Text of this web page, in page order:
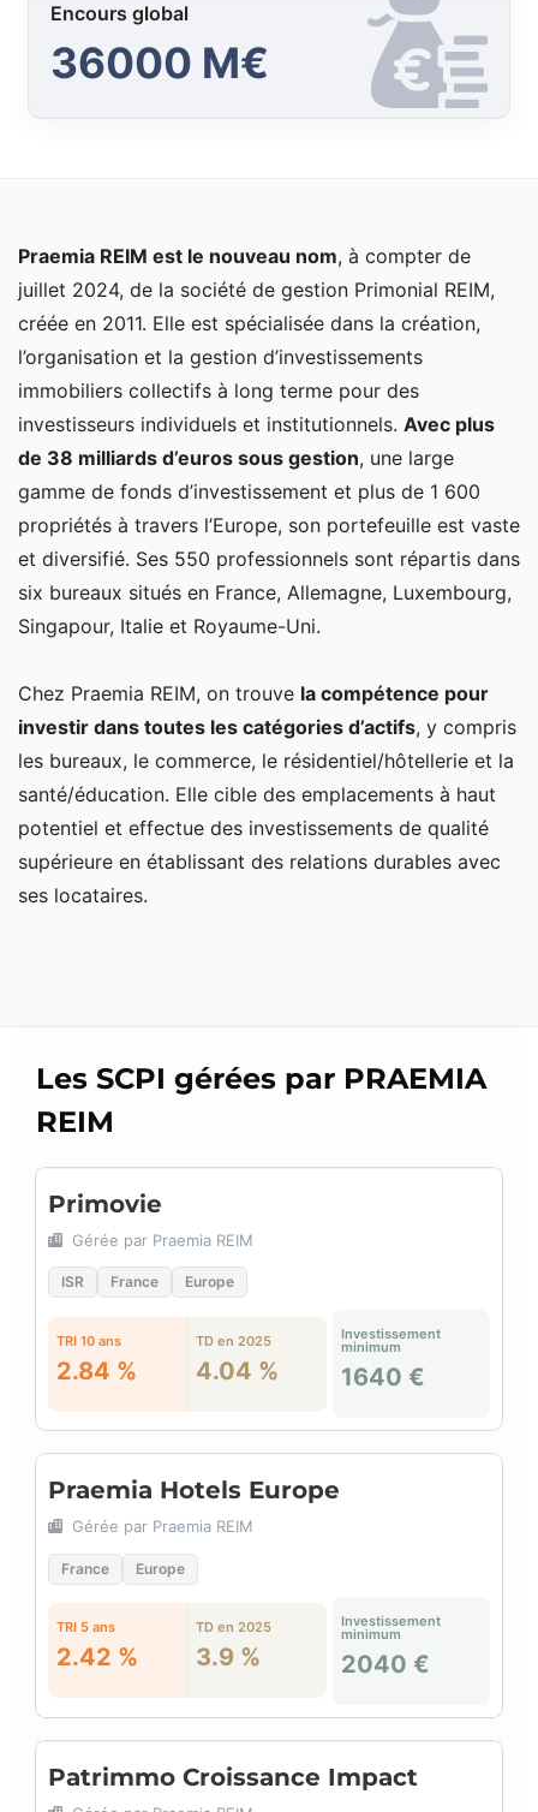
Encours global
36000 M€
Praemia REIM est le nouveau nom, à compter de
juillet 2024, de la société de gestion Primonial REIM,
créée en 2011. Elle est spécialisée dans la création,
l’organisation et la gestion d’investissements
immobiliers collectifs à long terme pour des
investisseurs individuels et institutionnels. Avec plus
de 38 milliards d’euros sous gestion, une large
gamme de fonds d’investissement et plus de 1 600
propriétés à travers l’Europe, son portefeuille est vaste
et diversifié. Ses 550 professionnels sont répartis dans
six bureaux situés en France, Allemagne, Luxembourg,
Singapour, Italie et Royaume-Uni.
Chez Praemia REIM, on trouve la compétence pour
investir dans toutes les catégories d’actifs, y compris
les bureaux, le commerce, le résidentiel/hôtellerie et la
santé/éducation. Elle cible des emplacements à haut
potentiel et effectue des investissements de qualité
supérieure en établissant des relations durables avec
ses locataires.
Les SCPI gérées par PRAEMIA
REIM
Primovie
Gérée par Praemia REIM
ISR France Europe
TRI 10 ans
2.84 %
TD en 2025
4.04 %
Investissement
minimum
1640 €
Praemia Hotels Europe
Gérée par Praemia REIM
France Europe
TRI 5 ans
2.42 %
TD en 2025
3.9 %
Investissement
minimum
2040 €
Patrimmo Croissance Impact